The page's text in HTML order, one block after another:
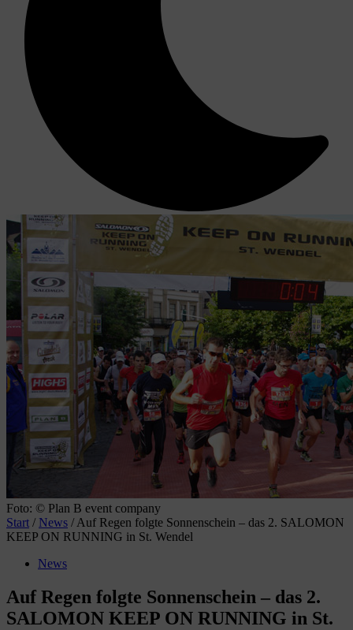
Foto: © Plan B event company
Start / News / Auf Regen folgte Sonnenschein – das 2. SALOMON
KEEP ON RUNNING in St. Wendel
News
Auf Regen folgte Sonnenschein – das 2.
SALOMON KEEP ON RUNNING in St.